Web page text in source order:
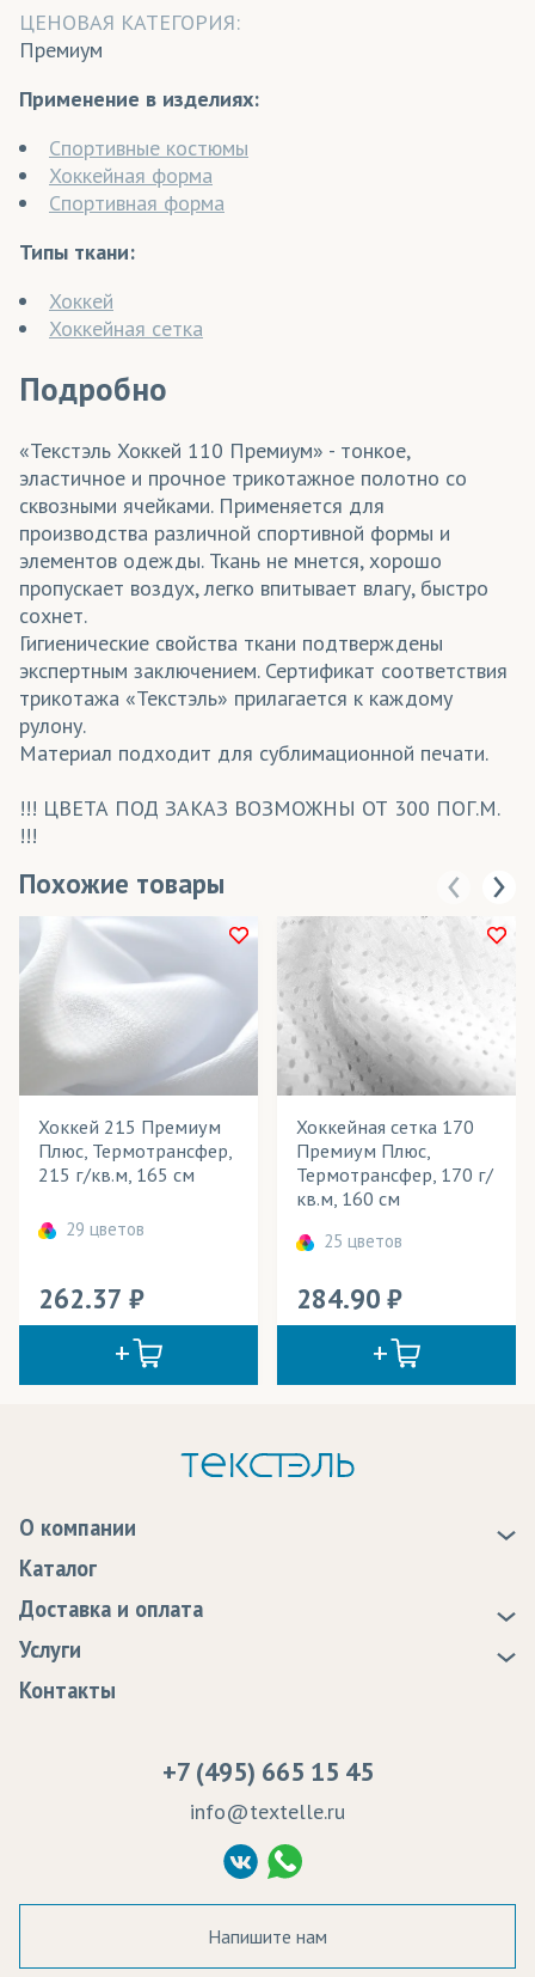
ЦЕНОВАЯ КАТЕГОРИЯ:
Премиум
Применение в изделиях:
Спортивные костюмы
Хоккейная форма
Спортивная форма
Типы ткани:
Хоккей
Хоккейная сетка
Подробно
«Текстэль Хоккей 110 Премиум» - тонкое,
эластичное и прочное трикотажное полотно со
сквозными ячейками. Применяется для
производства различной спортивной формы и
элементов одежды. Ткань не мнется, хорошо
пропускает воздух, легко впитывает влагу, быстро
сохнет.
Гигиенические свойства ткани подтверждены
экспертным заключением. Сертификат соответствия
трикотажа «Текстэль» прилагается к каждому
рулону.
Материал подходит для сублимационной печати.
!!! ЦВЕТА ПОД ЗАКАЗ ВОЗМОЖНЫ ОТ 300 ПОГ.М.
!!!
Похожие товары
Хоккей 215 Премиум
Плюс, Термотрансфер,
215 г/кв.м, 165 см
29 цветов
262.37
Хоккейная сетка 170
Премиум Плюс,
Термотрансфер, 170 г/
кв.м, 160 см
25 цветов
284.90
О компании
Статьи
Программа лояльности
Сертификаты качества
Судебные решения
Политика Конфиденциальности
Согласие на обработку ПД
Каталог
Доставка и оплата
Доставка
Оплата
Услуги
Образцы
Контакты
+7 (495) 665 15 45
info@textelle.ru
Напишите нам